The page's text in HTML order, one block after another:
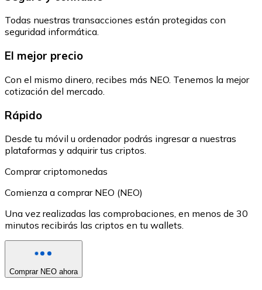
Todas nuestras transacciones están protegidas con
seguridad informática.
El mejor precio
Con el mismo dinero, recibes más NEO. Tenemos la mejor
cotización del mercado.
Rápido
Desde tu móvil u ordenador podrás ingresar a nuestras
plataformas y adquirir tus criptos.
Comprar criptomonedas
Comienza a comprar NEO (NEO)
Una vez realizadas las comprobaciones, en menos de 30
minutos recibirás las criptos en tu wallets.
Comprar NEO ahora